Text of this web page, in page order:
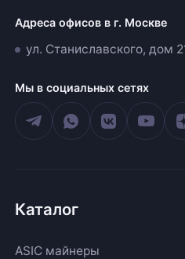
Адреса офисов в г. Москве
ул. Станиславского, дом
Мы в социальных сетях
Каталог
ASIC майнеры